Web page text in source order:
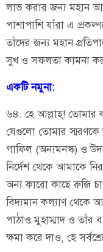
লাভ করার জন্য মহান
পাশাপাশি যাঁরা এ
তাঁদের জন্য মহান
সুখ ও সফলতা কামনা
একটি নমুনা:
৬৪. হে আল্লাহ্! তোমার
যেগুলো তোমার স্মরণকে
গাফিল (অন্যমনস্ক) ও
নির্দেশ থেকে আমাকে
অন্য কারো কাছে রুজি
বিদ্যমান কল্যাণ থেকে
পাঠাও মুহাম্মাদ ও
ক্ষমা করে দাও, হে